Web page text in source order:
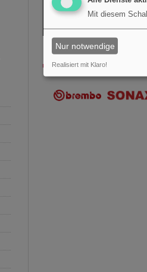
Mit diesem
Nur notwendige
Realisiert mit Klaro!